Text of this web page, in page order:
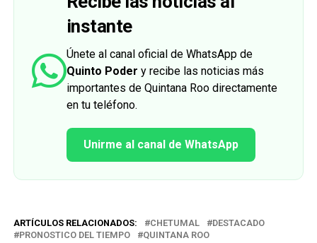
instante
Únete al canal oficial de WhatsApp de
Quinto Poder y recibe las noticias más
importantes de Quintana Roo directamente
en tu teléfono.
Unirme al canal de WhatsApp
ARTÍCULOS RELACIONADOS: CHETUMAL
DESTACADO
PRONOSTICO DEL TIEMPO
QUINTANA ROO